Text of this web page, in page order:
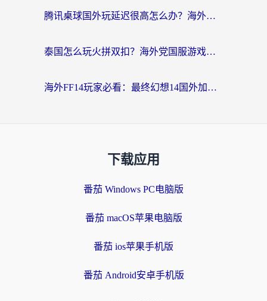
腾讯桌球国外玩延迟很高怎么办？海外党亲测有效的国服游戏加速指南
泰国怎么玩火拼双扣？海外党国服游戏加速终极指南（附暗区突围植物大战僵尸实测）
海外FF14玩家必看：最终幻想14国外加速器下载安装全攻略+卡顿解决秘籍
下载应用
番茄 Windows PC电脑版
番茄 macOS苹果电脑版
番茄 ios苹果手机版
番茄 Android安卓手机版